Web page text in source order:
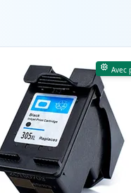
et d’une livraison
stock local en .
Avec